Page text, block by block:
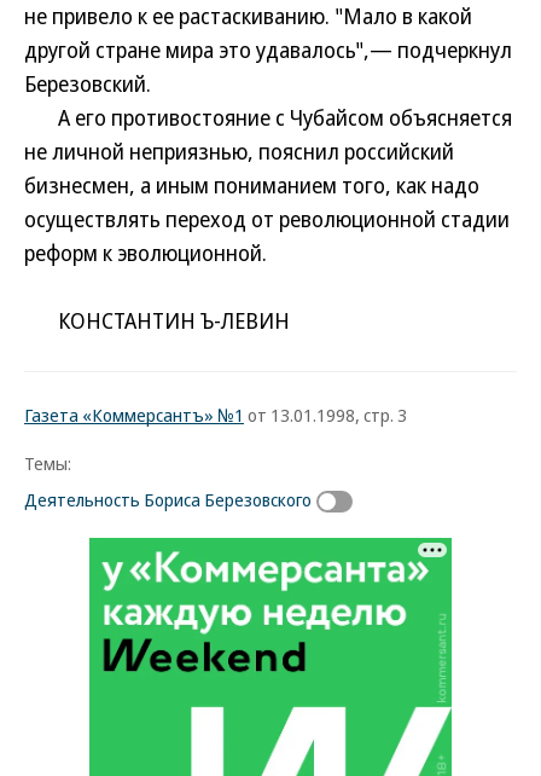
не привело к ее растаскиванию. "Мало в какой
другой стране мира это удавалось",— подчеркнул
Березовский.
А его противостояние с Чубайсом объясняется
не личной неприязнью, пояснил российский
бизнесмен, а иным пониманием того, как надо
осуществлять переход от революционной стадии
реформ к эволюционной.
КОНСТАНТИН Ъ-ЛЕВИН
Газета «Коммерсантъ» №1 от 13.01.1998, стр. 3
Темы:
Деятельность Бориса Березовского